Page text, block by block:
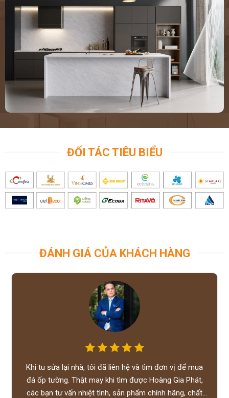
ĐỐI TÁC TIÊU BIỂU
ĐÁNH GIÁ CỦA KHÁCH HÀNG
Khi tu sửa lại nhà, tôi đã liên hệ và tìm đơn vị để mua
đá ốp tường. Thật may khi tìm được Hoàng Gia Phát,
các bạn tư vấn nhiệt tình, sản phẩm chính hãng, chất